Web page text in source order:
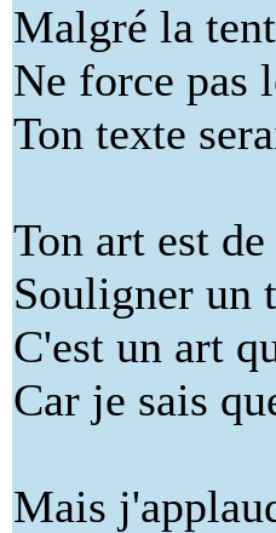
Malgré la
Ne force pas
Ton texte
Ton art est
Souligner un
C'est un art
Car je sais
Mais